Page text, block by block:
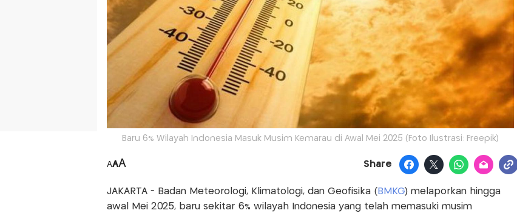
Baru 6% Wilayah Indonesia Masuk Musim Kemarau di Awal Mei 2025 (Foto Ilustrasi: Freepik)
AAA Share
JAKARTA - Badan Meteorologi, Klimatologi, dan Geofisika ( BMKG) melaporkan hingga
awal Mei 2025, baru sekitar 6% wilayah Indonesia yang telah memasuki musim